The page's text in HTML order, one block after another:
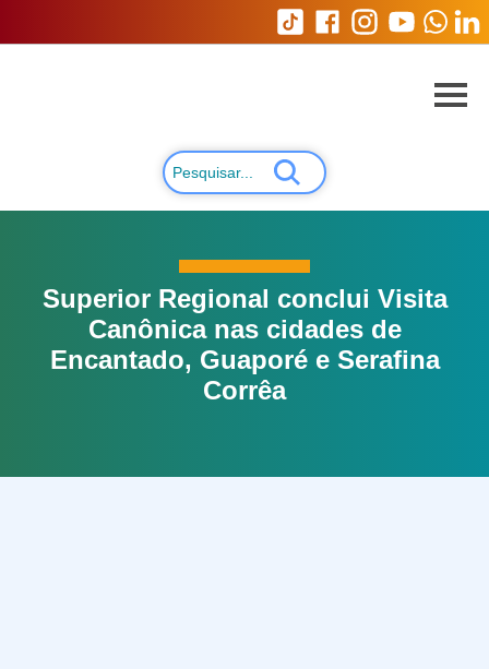
Superior Regional conclui Visita
Canônica nas cidades de
Encantado, Guaporé e Serafina
Corrêa